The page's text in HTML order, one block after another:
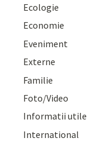
Ecologie
Economie
Eveniment
Externe
Familie
Foto/Video
Informatii utile
International